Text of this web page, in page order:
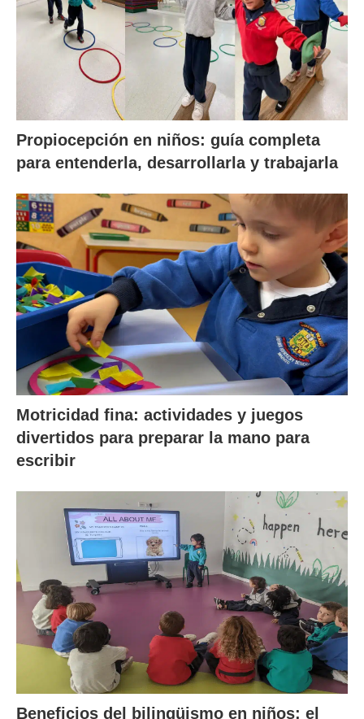
Propiocepción en niños: guía completa
para entenderla, desarrollarla y trabajarla
Motricidad fina: actividades y juegos
divertidos para preparar la mano para
escribir
Beneficios del bilingüismo en niños: el